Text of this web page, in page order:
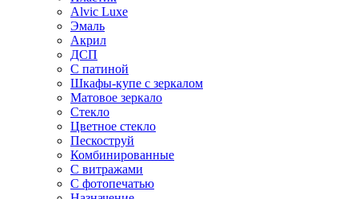
Alvic Luxe
Эмаль
Акрил
ДСП
С патиной
Шкафы-купе с зеркалом
Матовое зеркало
Стекло
Цветное стекло
Пескоструй
Комбинированные
С витражами
С фотопечатью